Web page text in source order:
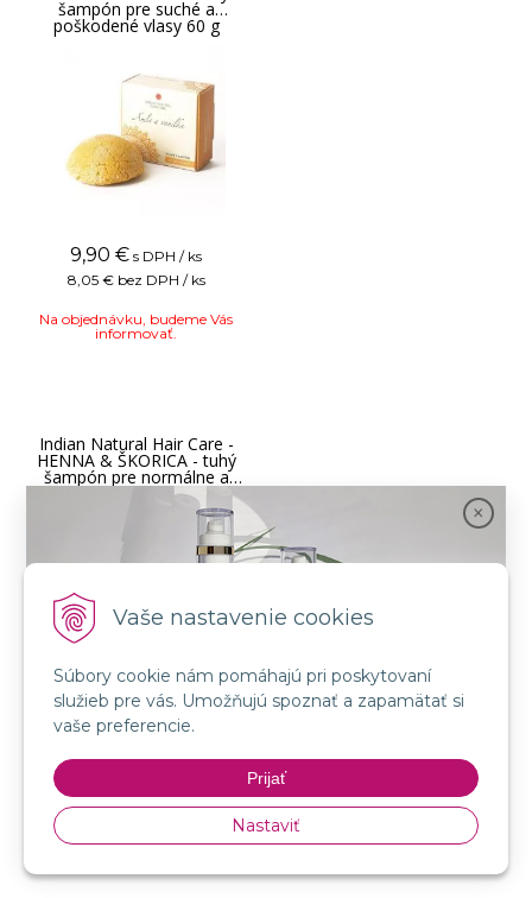
Vaše nastavenie cookies
Súbory cookie nám pomáhajú pri poskytovaní
služieb pre vás. Umožňujú spoznať a zapamätať si
vaše preferencie.
Prijať
Nastaviť
šampón pre suché a
poškodené vlasy 60 g
9,90 € s DPH / ks
8,05 € bez DPH / ks
Na objednávku, budeme Vás
informovať.
Indian Natural Hair Care -
HENNA & ŠKORICA - tuhý
šampón pre normálne a
jemné vlasy 60 g
9,90 € s DPH / ks
Na objednávku, budeme Vás
informovať.
Spojenie prírody a vedy s novou kozmetikou
Nakupovať